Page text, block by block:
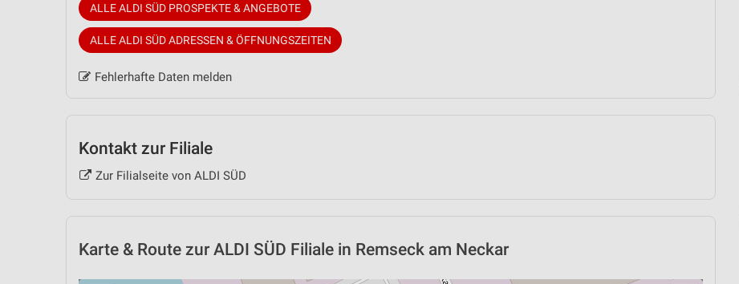
ALLE ALDI SÜD PROSPEKTE & ANGEBOTE
ALLE ALDI SÜD ADRESSEN & ÖFFNUNGSZEITEN
Fehlerhafte Daten melden
Kontakt zur Filiale
Zur Filialseite von ALDI SÜD
Karte & Route zur ALDI SÜD Filiale in Remseck am Neckar